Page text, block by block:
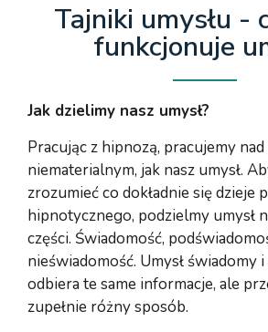
Tajniki umysłu -
funkcjonuje
Jak dzielimy nasz umysł?
Pracując z hipnozą, pracujemy
niematerialnym, jak nasz umysł.
zrozumieć co dokładnie się dzieje
hipnotycznego, podzielmy umysł
części. Świadomość,
nieświadomość. Umysł świadomy
odbiera te same informacje, ale
zupełnie różny sposób.